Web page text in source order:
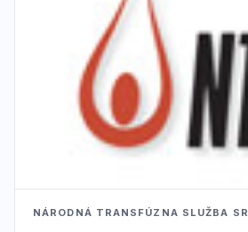
NÁRODNÁ TRANSFÚZNA SLUŽBA SR